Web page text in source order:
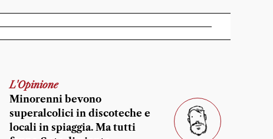
L'Opinione
Minorenni bevono
superalcolici in discoteche e
locali in spiaggia. Ma tutti